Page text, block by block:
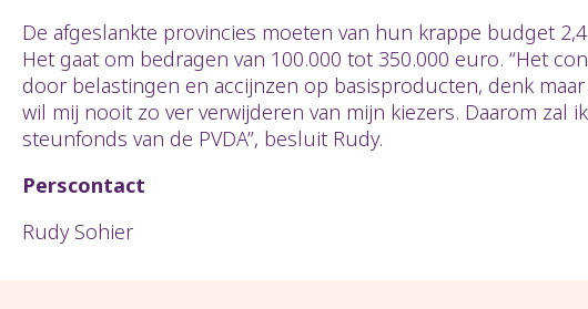
De afgeslankte provincies moeten van hun krappe budget
Het gaat om bedragen van 100.000 tot 350.000 euro. “Het
door belastingen en accijnzen op basisproducten, denk
wil mij nooit zo ver verwijderen van mijn kiezers. Daarom
steunfonds van de PVDA”, besluit Rudy.
Perscontact
Rudy Sohier